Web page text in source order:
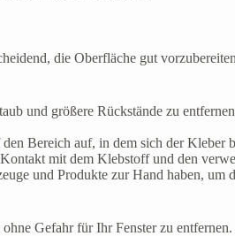
die Oberfläche gut
und größere Rückstände zu
Bereich auf, in dem sich der
mit dem Klebstoff und den
und Produkte zur Hand haben,
Gefahr für Ihr Fenster zu entfernen.